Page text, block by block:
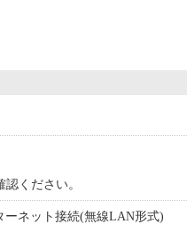
ください。
ーネット接続(無線LAN形式)